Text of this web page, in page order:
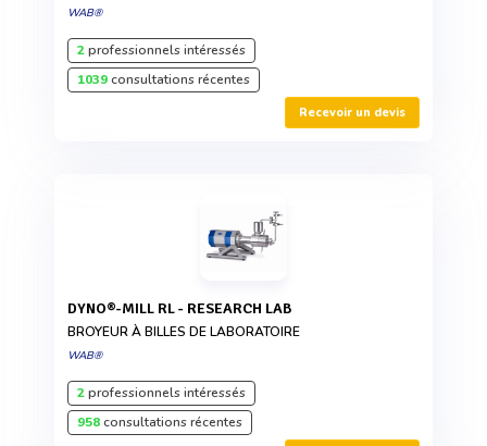
WAB®
2professionnels intéressés
1039consultations récentes
Recevoir un devis
DYNO®-MILL RL - RESEARCH LAB
BROYEUR À BILLES DE LABORATOIRE
WAB®
2professionnels intéressés
958consultations récentes